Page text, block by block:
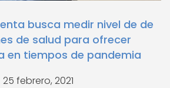
busca medir nivel de de
de salud para ofrecer
en tiempos de pandemia
25 febrero, 2021